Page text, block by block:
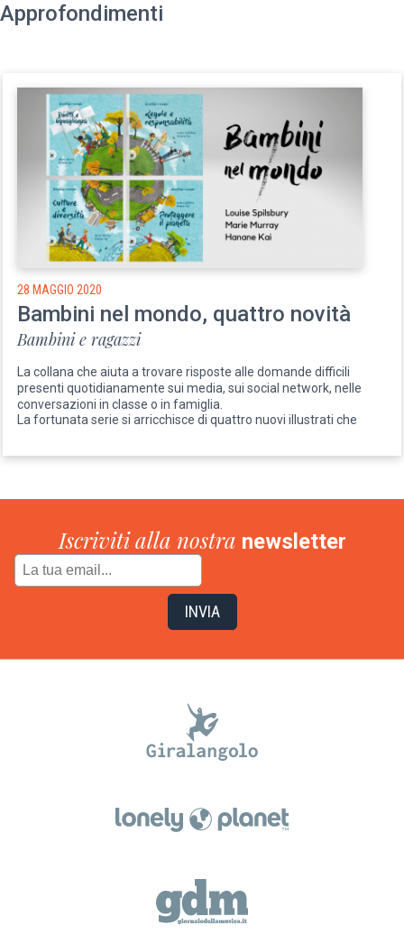
Approfondimenti
28 MAGGIO 2020
Bambini nel mondo, quattro novità
Bambini e ragazzi
La collana che aiuta a trovare risposte alle domande difficili
presenti quotidianamente sui media, sui social network, nelle
conversazioni in classe o in famiglia.
La fortunata serie si arricchisce di quattro nuovi illustrati che
Iscriviti alla nostra newsletter